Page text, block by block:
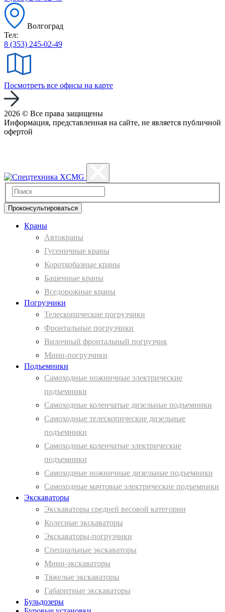
Волгоград
Тел:
8 (353) 245-02-49
Посмотреть все офисы на карте
2026 © Все права защищены
Информация, представленная на сайте, не является публичной
офертой
Проконсультироваться
Краны
Автокраны
Гусеничные краны
Короткобазные краны
Башенные краны
Вcедорожные краны
Погрузчики
Телескопические погрузчики
Фронтальные погрузчики
Вилочный фронтальный погрузчик
Мини-погрузчики
Подъемники
Самоходные ножничные электрические
подъемники
Самоходные коленчатые дизельные подъемники
Самоходные телескопические дизельные
подъемники
Самоходные коленчатые электрические
подъемники
Самоходные ножничные дизельные подъемники
Самоходные мачтовые электрические подъемники
Экскаваторы
Экскаваторы средней весовой категории
Колесные экскаваторы
Экскаваторы-погрузчики
Специальные экскаваторы
Мини-экскаваторы
Тяжелые экскаваторы
Габаритные экскаваторы
Бульдозеры